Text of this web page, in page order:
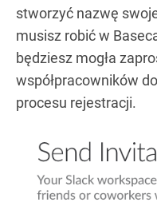
stworzyć nazwę
musisz robić w
będziesz mogła
współpracowników
procesu rejestracji.